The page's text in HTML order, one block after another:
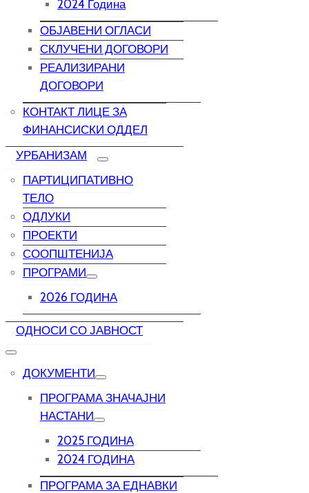
2024 Година
ОБЈАВЕНИ ОГЛАСИ
СКЛУЧЕНИ ДОГОВОРИ
РЕАЛИЗИРАНИ
ДОГОВОРИ
КОНТАКТ ЛИЦЕ ЗА
ФИНАНСИСКИ ОДДЕЛ
УРБАНИЗАМ
ПАРТИЦИПАТИВНО
ТЕЛО
ОДЛУКИ
ПРОЕКТИ
СООПШТЕНИЈА
ПРОГРАМИ
2026 ГОДИНА
ОДНОСИ СО ЈАВНОСТ
ДОКУМЕНТИ
ПРОГРАМА ЗНАЧАЈНИ
НАСТАНИ
2025 ГОДИНА
2024 ГОДИНА
ПРОГРАМА ЗА ЕДНАВКИ